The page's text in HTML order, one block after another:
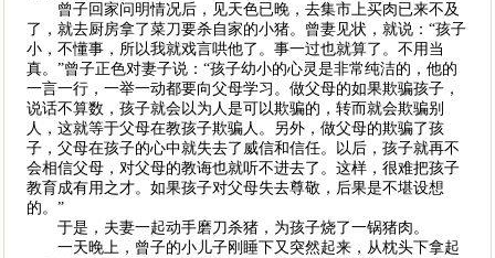
曾子回家问明情况后，见天色已晚，去集市上买肉已来不及
了，就去厨房拿了菜刀要杀自家的小猪。曾妻见状，就说：“孩子
小，不懂事，所以我就戏言哄他了。事一过也就算了。不用当
真。”曾子正色对妻子说：“孩子幼小的心灵是非常纯洁的，他的
一言一行，一举一动都要向父母学习。做父母的如果欺骗孩子，
说话不算数，孩子就会以为人是可以欺骗的，转而就会欺骗别
人，这就等于父母在教孩子欺骗人。另外，做父母的欺骗了孩
子，父母在孩子的心中就失去了威信和信任。以后，孩子就再不
会相信父母，对父母的教诲也就听不进去了。这样，很难把孩子
教育成有用之才。如果孩子对父母失去尊敬，后果是不堪设想
的。”
于是，夫妻一起动手磨刀杀猪，为孩子烧了一锅猪肉。
一天晚上，曾子的小儿子刚睡下又突然起来，从枕头下拿起